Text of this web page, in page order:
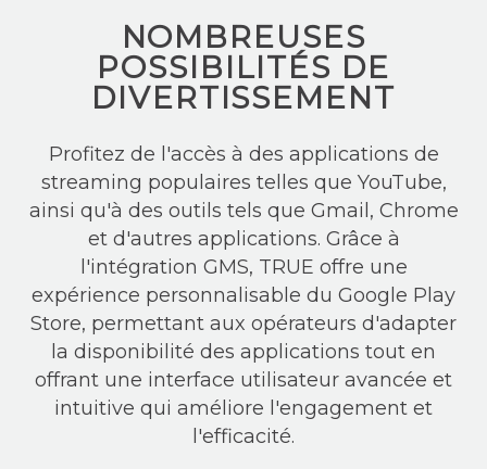
NOMBREUSES
POSSIBILITÉS DE
DIVERTISSEMENT
Profitez de l'accès à des applications de
streaming populaires telles que YouTube,
ainsi qu'à des outils tels que Gmail, Chrome
et d'autres applications. Grâce à
l'intégration GMS, TRUE offre une
expérience personnalisable du Google Play
Store, permettant aux opérateurs d'adapter
la disponibilité des applications tout en
offrant une interface utilisateur avancée et
intuitive qui améliore l'engagement et
l'efficacité.